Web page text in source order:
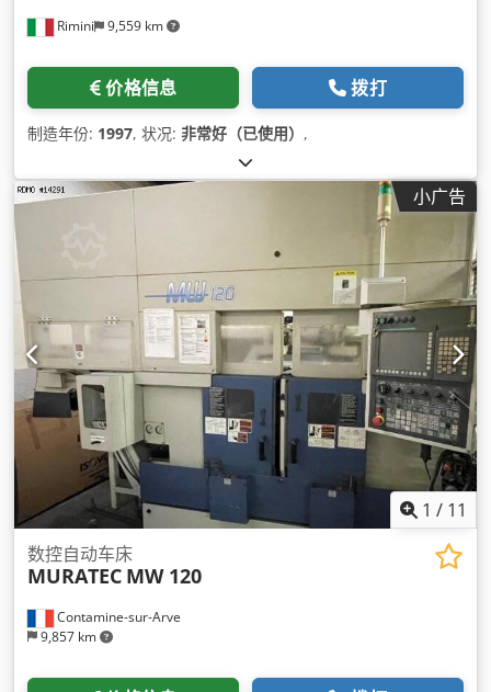
Rimini 9,559 km
价格信息 拨打
制造年份: 1997, 状况: 非常好（已使用） ,
小广告
1 / 11
Contamine-sur-Arve
9,857 km
数控自动车床
MURATEC MW 120